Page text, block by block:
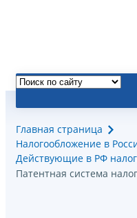
Главная страница
Налогообложение в
Действующие в РФ
Патентная система